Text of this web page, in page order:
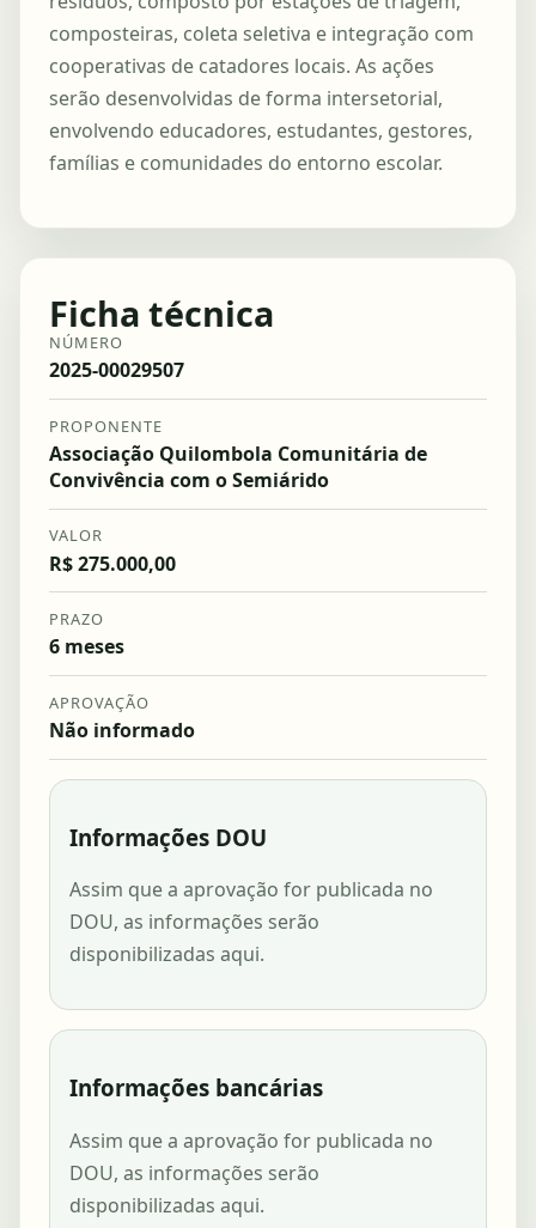
composteiras, coleta seletiva e integração com
cooperativas de catadores locais. As ações
serão desenvolvidas de forma intersetorial,
envolvendo educadores, estudantes, gestores,
famílias e comunidades do entorno escolar.
Ficha técnica
NÚMERO
2025-00029507
PROPONENTE
Associação Quilombola Comunitária de
Convivência com o Semiárido
VALOR
R$ 275.000,00
PRAZO
6 meses
APROVAÇÃO
Não informado
Informações DOU
Assim que a aprovação for publicada no
DOU, as informações serão
disponibilizadas aqui.
Informações bancárias
Assim que a aprovação for publicada no
DOU, as informações serão
disponibilizadas aqui.